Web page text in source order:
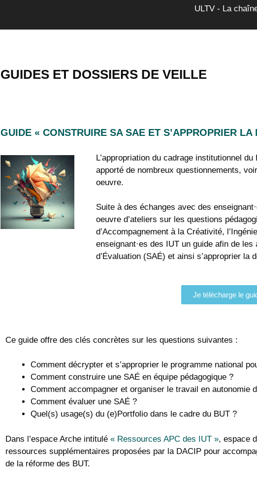
ULTV - La
GUIDES ET DOSSIERS DE VEILLE
GUIDE « CONSTRUIRE SA SAE ET S’APPROPRIER
L’appropriation du cadrage institutionnel
apporté de nombreux questionnements,
oeuvre.
Suite à des échanges avec des
oeuvre d’ateliers sur les questions
d’Accompagnement à la Créativité,
enseignant·es des IUT un guide afin de
d’Évaluation (SAÉ) et ainsi s’approprier la
Je télécharge le
Ce guide offre des clés concrètes sur les questions suivantes :
Comment décrypter et s’approprier le programme national
Comment construire une SAÉ en équipe pédagogique ?
Comment accompagner et organiser le travail en autonomie
Comment évaluer une SAÉ ?
Quel(s) usage(s) du (e)Portfolio dans le cadre du BUT ?
Dans l’espace Arche intitulé « Ressources APC des IUT », espace
ressources supplémentaires proposées par la DACIP pour
de la réforme des BUT.